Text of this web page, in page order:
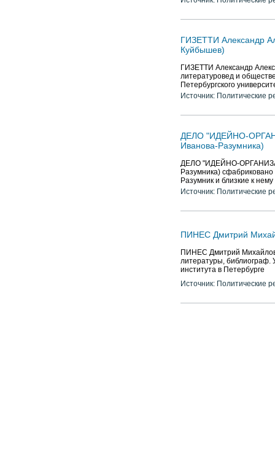
ГИЗЕТТИ Александр
Куйбышев)
ГИЗЕТТИ Александр
литературовед и
Петербургского
Источник: Политические
ДЕЛО "ИДЕЙНО-
Иванова-Разумника)
ДЕЛО "ИДЕЙНО-
Разумника)
Разумник и близкие к
Источник: Политические
ПИНЕС Дмитрий
ПИНЕС Дмитрий
литературы, библиограф.
института в Петербурге
Источник: Политические